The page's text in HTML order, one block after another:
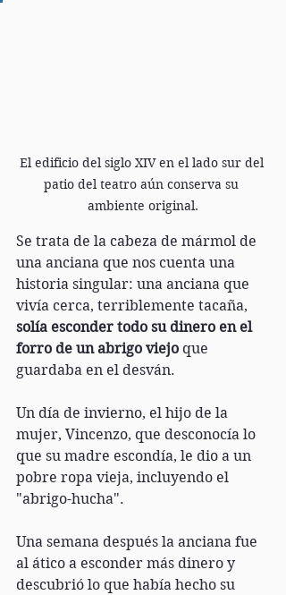
El edificio del siglo XIV en el lado sur del
patio del teatro aún conserva su
ambiente original.
Se trata de la cabeza de mármol de
una anciana que nos cuenta una
historia singular: una anciana que
vivía cerca, terriblemente tacaña,
solía esconder todo su dinero en el
forro de un abrigo viejo que
guardaba en el desván.
Un día de invierno, el hijo de la
mujer, Vincenzo, que desconocía lo
que su madre escondía, le dio a un
pobre ropa vieja, incluyendo el
"abrigo-hucha".
Una semana después la anciana fue
al ático a esconder más dinero y
descubrió lo que había hecho su